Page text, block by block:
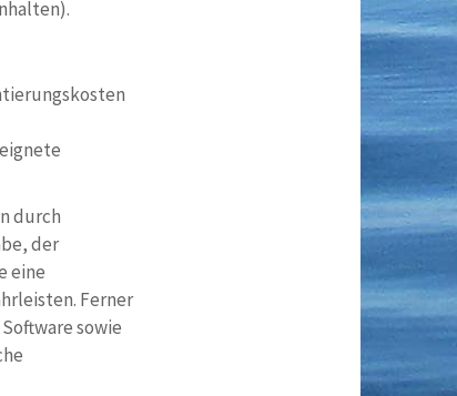
durch
der
eine
Ferner
sowie